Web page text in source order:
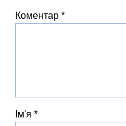
Коментар *
Ім'я *